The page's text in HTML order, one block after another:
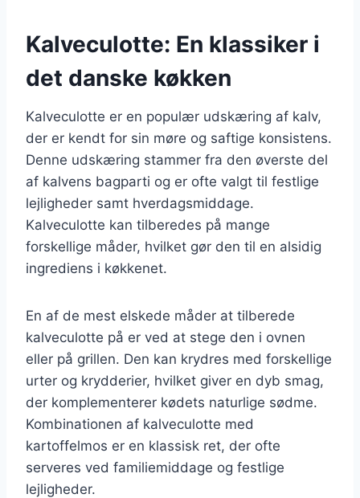
Kalveculotte: En klassiker i
det danske køkken
Kalveculotte er en populær udskæring af kalv,
der er kendt for sin møre og saftige konsistens.
Denne udskæring stammer fra den øverste del
af kalvens bagparti og er ofte valgt til festlige
lejligheder samt hverdagsmiddage.
Kalveculotte kan tilberedes på mange
forskellige måder, hvilket gør den til en alsidig
ingrediens i køkkenet.
En af de mest elskede måder at tilberede
kalveculotte på er ved at stege den i ovnen
eller på grillen. Den kan krydres med forskellige
urter og krydderier, hvilket giver en dyb smag,
der komplementerer kødets naturlige sødme.
Kombinationen af kalveculotte med
kartoffelmos er en klassisk ret, der ofte
serveres ved familiemiddage og festlige
lejligheder.